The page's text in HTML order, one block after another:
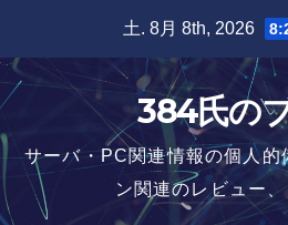
content
土. 8月 8th, 2026
384氏の
サーバ・PC関連情報の個人的
ン関連のレビュー